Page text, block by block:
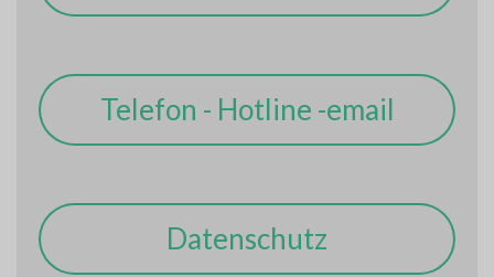
Telefon - Hotline -email
Datenschutz